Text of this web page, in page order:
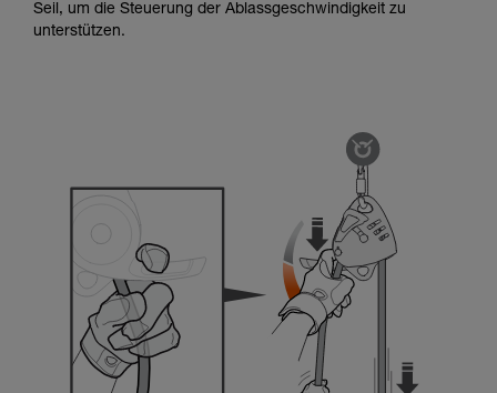
Seil, um die Steuerung der Ablassgeschwindigkeit zu
unterstützen.